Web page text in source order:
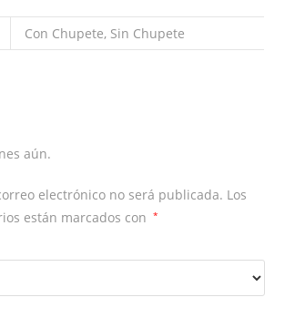
Con Chupete, Sin Chupete
aún.
electrónico no será publicada. Los
están marcados con
*